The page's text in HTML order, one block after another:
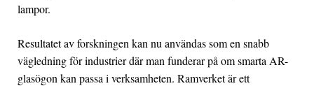
lampor.
Resultatet av forskningen kan nu användas som en snabb
vägledning för industrier där man funderar på om smarta AR-
glasögon kan passa i verksamheten. Ramverket är ett